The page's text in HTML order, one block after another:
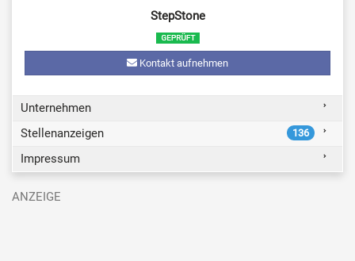
StepStone
Kontakt aufnehmen
Unternehmen
Stellenanzeigen
136
Impressum